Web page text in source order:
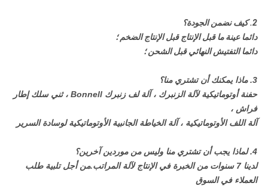
2. كيف نضمن الجودة؟
دائما عينة ما قبل الإنتاج قبل الإنتاج الضخم ؛
دائما التفتيش النهائي قبل الشحن ؛
3. ماذا يمكنك أن تشتري منا؟
حفنة أوتوماتيكية لآلة الزنبرك ، آلة لف زنبرك Bonnell ، ثني سلك إطار
فراش ،
آلة اللف الأوتوماتيكية ، آلة الخياطة الجانبية الأوتوماتيكية لوسادة السرير
4. لماذا يجب أن تشتري منا وليس من موردين آخرين؟
لدينا 7 سنوات من الخبرة في الإنتاج لآلة المراتب.من أجل تلبية طلب
العملاء في السوق